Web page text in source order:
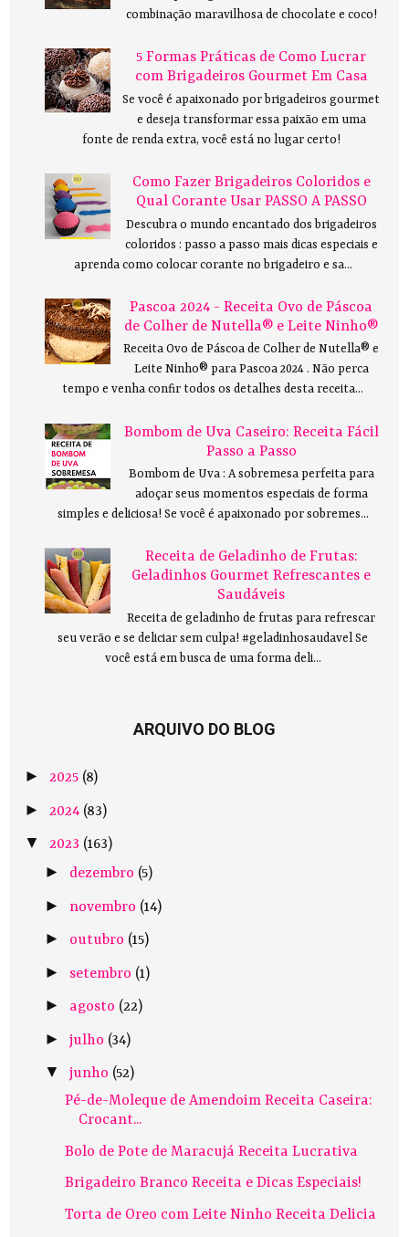
combinação maravilhosa de chocolate e coco!
5 Formas Práticas de Como Lucrar
com Brigadeiros Gourmet Em Casa
Se você é apaixonado por brigadeiros gourmet
e deseja transformar essa paixão em uma
fonte de renda extra, você está no lugar certo!
Como Fazer Brigadeiros Coloridos e
Qual Corante Usar PASSO A PASSO
Descubra o mundo encantado dos brigadeiros
coloridos : passo a passo mais dicas especiais e
aprenda como colocar corante no brigadeiro e sa...
Pascoa 2024 - Receita Ovo de Páscoa
de Colher de Nutella® e Leite Ninho®
Receita Ovo de Páscoa de Colher de Nutella® e
Leite Ninho® para Pascoa 2024 . Não perca
tempo e venha confir todos os detalhes desta receita...
Bombom de Uva Caseiro: Receita Fácil
Passo a Passo
Bombom de Uva : A sobremesa perfeita para
adoçar seus momentos especiais de forma
simples e deliciosa! Se você é apaixonado por sobremes...
Receita de Geladinho de Frutas:
Geladinhos Gourmet Refrescantes e
Saudáveis
Receita de geladinho de frutas para refrescar
seu verão e se deliciar sem culpa! #geladinhosaudavel Se
você está em busca de uma forma deli...
ARQUIVO DO BLOG
►2025 (8)
► 2024 (83)
▼2023 (163)
► dezembro (5)
► novembro (14)
► outubro (15)
► setembro (1)
► agosto (22)
► julho (34)
▼ junho (52)
Pé-de-Moleque de Amendoim Receita Caseira:
Crocant...
Bolo de Pote de Maracujá Receita Lucrativa
Brigadeiro Branco Receita e Dicas Especiais!
Torta de Oreo com Leite Ninho Receita Delicia